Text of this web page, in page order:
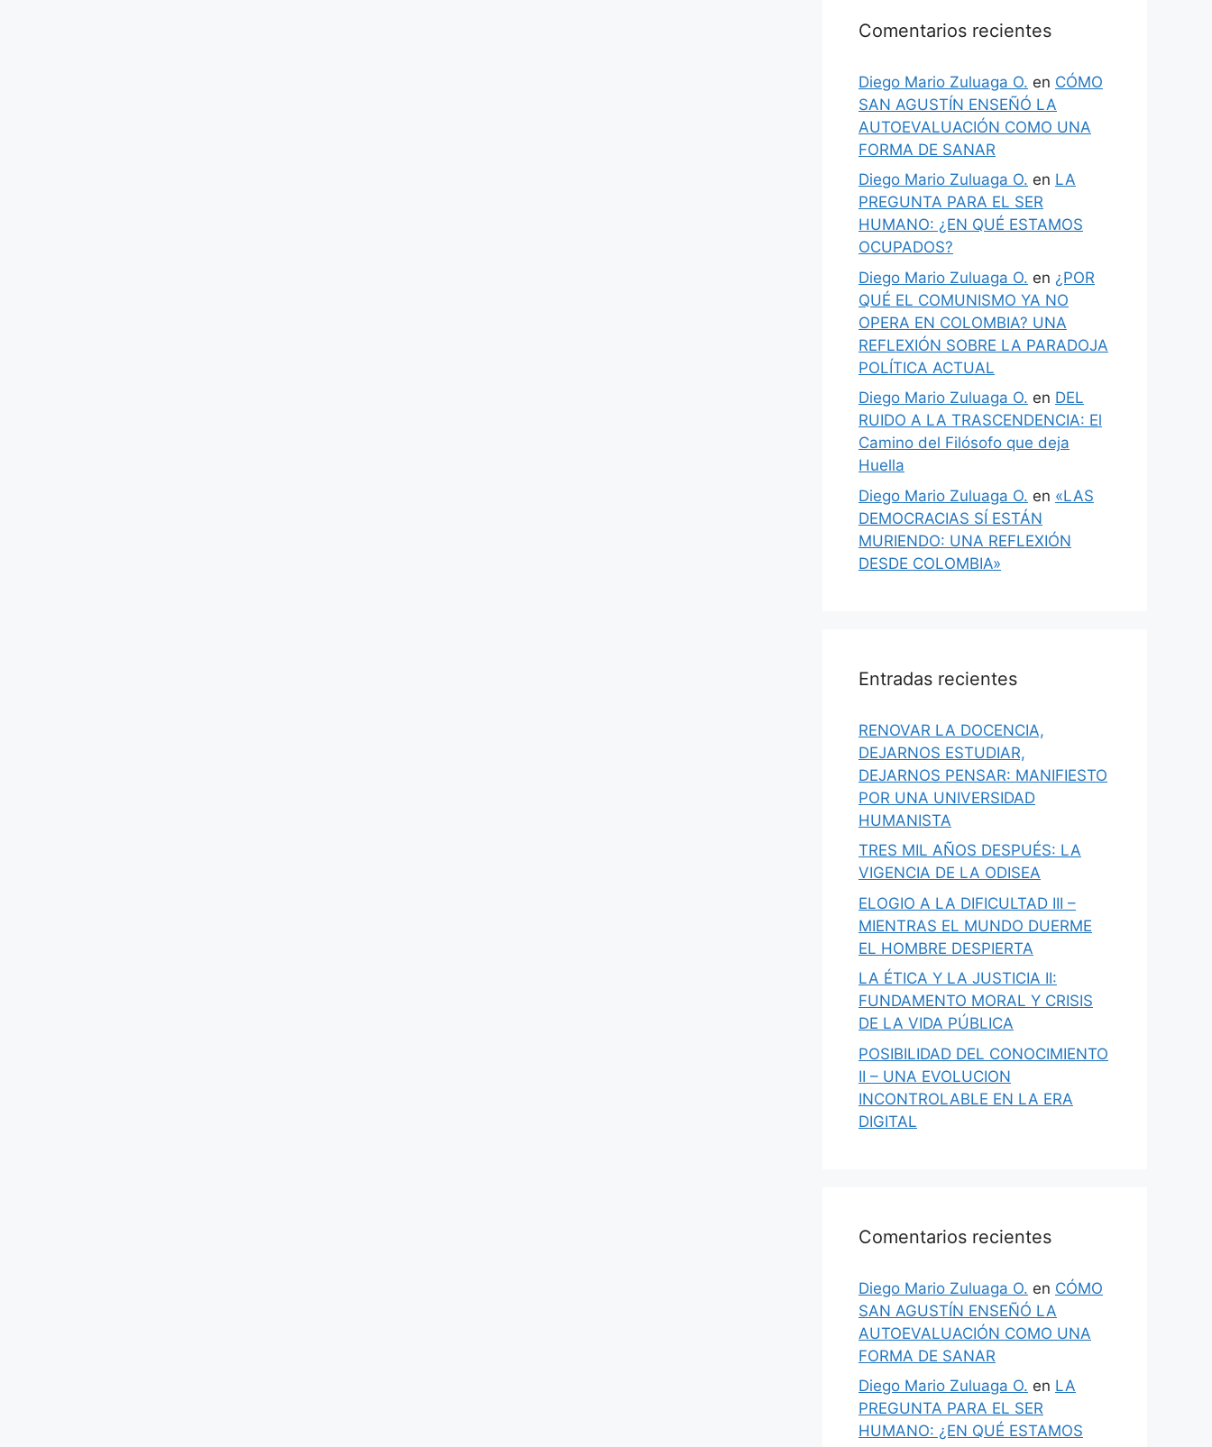
Comentarios recientes
Diego Mario Zuluaga O. en CÓMO
SAN AGUSTÍN ENSEÑÓ LA
AUTOEVALUACIÓN COMO UNA
FORMA DE SANAR
Diego Mario Zuluaga O. en LA
PREGUNTA PARA EL SER
HUMANO: ¿EN QUÉ ESTAMOS
OCUPADOS?
Diego Mario Zuluaga O. en ¿POR
QUÉ EL COMUNISMO YA NO
OPERA EN COLOMBIA? UNA
REFLEXIÓN SOBRE LA PARADOJA
POLÍTICA ACTUAL
Diego Mario Zuluaga O. en DEL
RUIDO A LA TRASCENDENCIA: El
Camino del Filósofo que deja
Huella
Diego Mario Zuluaga O. en «LAS
DEMOCRACIAS SÍ ESTÁN
MURIENDO: UNA REFLEXIÓN
DESDE COLOMBIA»
Entradas recientes
RENOVAR LA DOCENCIA,
DEJARNOS ESTUDIAR,
DEJARNOS PENSAR: MANIFIESTO
POR UNA UNIVERSIDAD
HUMANISTA
TRES MIL AÑOS DESPUÉS: LA
VIGENCIA DE LA ODISEA
ELOGIO A LA DIFICULTAD III –
MIENTRAS EL MUNDO DUERME
EL HOMBRE DESPIERTA
LA ÉTICA Y LA JUSTICIA II:
FUNDAMENTO MORAL Y CRISIS
DE LA VIDA PÚBLICA
POSIBILIDAD DEL CONOCIMIENTO
II – UNA EVOLUCION
INCONTROLABLE EN LA ERA
DIGITAL
Comentarios recientes
Diego Mario Zuluaga O. en CÓMO
SAN AGUSTÍN ENSEÑÓ LA
AUTOEVALUACIÓN COMO UNA
FORMA DE SANAR
Diego Mario Zuluaga O. en LA
PREGUNTA PARA EL SER
HUMANO: ¿EN QUÉ ESTAMOS